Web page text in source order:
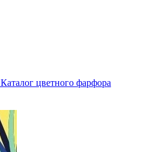
Каталог цветного фарфора